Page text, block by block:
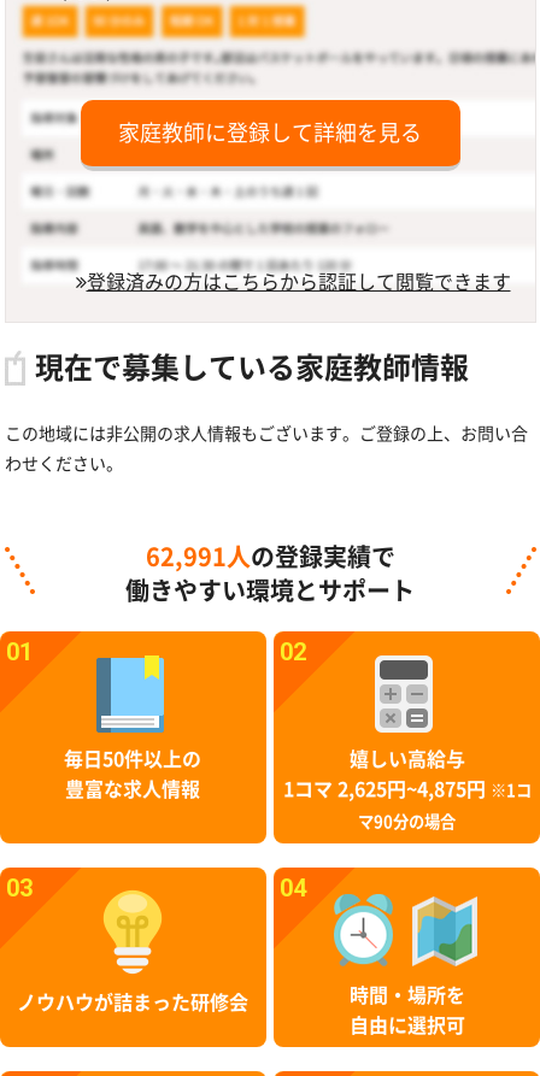
家庭教師に登録して詳細を見る
登録済みの方はこちらから認証して閲覧できます
現在で募集している家庭教師情報
この地域には非公開の求人情報もございます。ご登録の上、お問い合
わせください。
62,991人 の登録実績で
働きやすい環境とサポート
01
毎日50件以上の
豊富な求人情報
02
嬉しい高給与
1コマ 2,625円~4,875円
※1コ
マ90分の場合
03
ノウハウが詰まった研修会
04
時間・場所を
自由に選択可